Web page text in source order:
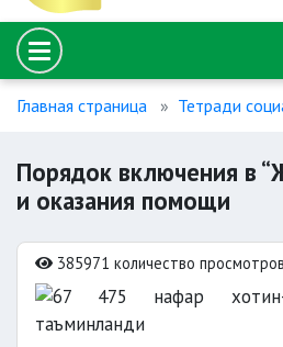
Главная страница Тетради
Порядок включения в
и оказания помощи
385971 количество просмотров